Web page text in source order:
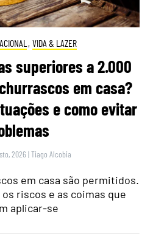
, VIDA & LAZER
superiores a 2.000
em casa?
e como evitar
2026 |Tiago Alcobia
em casa são permitidos.
riscos e as coimas que
aplicar-se